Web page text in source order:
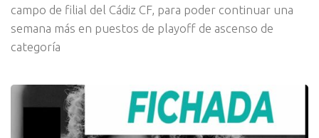
campo de filial del Cádiz CF, para poder continuar una
semana más en puestos de playoff de ascenso de
categoría